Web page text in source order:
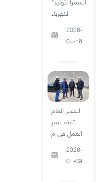
الكهرباء
2026-
04-16
المدير العام
يتفقد سير
العمل في م
2026-
04-09